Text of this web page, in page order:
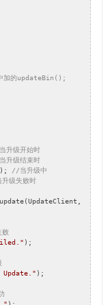
升级开始时
升级结束时
//当升级中
级失败时
);
Update." );